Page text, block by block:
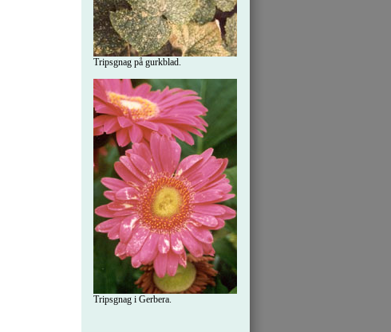
Tripsgnag på gurkblad.
Tripsgnag i Gerbera.